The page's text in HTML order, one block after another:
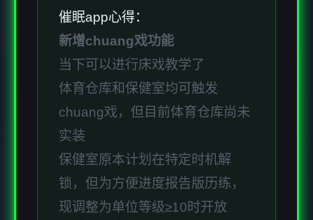
催眠app心得：
新增chuang戏功能
当下可以进行床戏教学了
体育仓库和保健室均可触发
chuang戏，但目前体育仓库尚未
实装
保健室原本计划在特定时机解
锁，但为方便进度报告版历练，
现调整为单位等级≥10时开放